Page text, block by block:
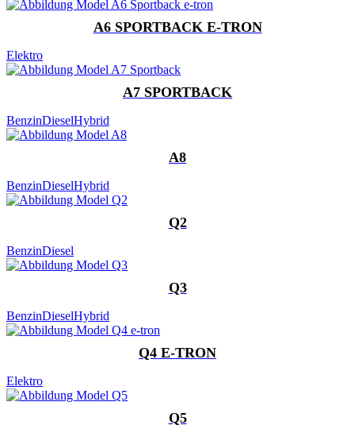
A6 SPORTBACK E-TRON
Elektro
A7 SPORTBACK
BenzinDieselHybrid
A8
BenzinDieselHybrid
Q2
BenzinDiesel
Q3
BenzinDieselHybrid
Q4 E-TRON
Elektro
Q5